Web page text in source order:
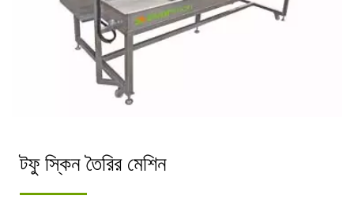
টফু স্কিন তৈরির মেশিন